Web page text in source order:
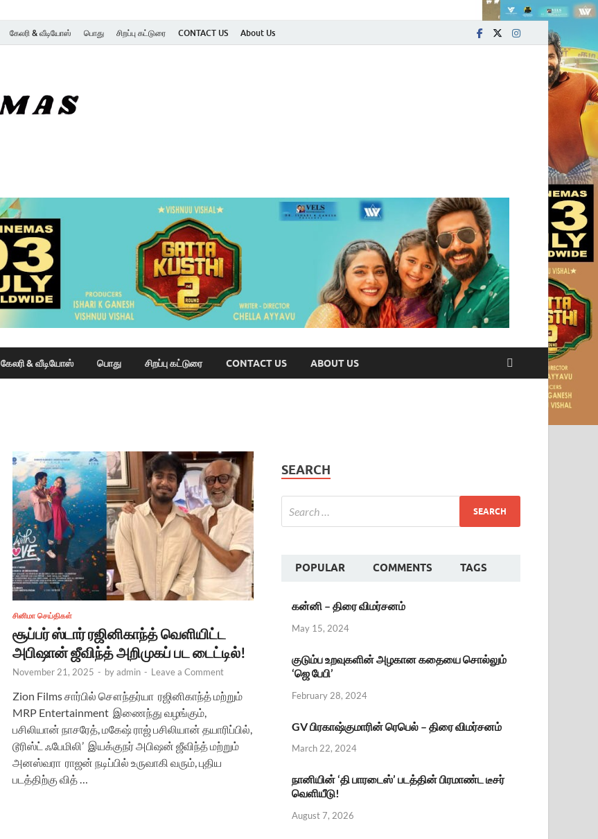
கேலரி & வீடியோஸ் பொது சிறப்பு கட்டுரை CONTACT US About Us
கேலரி & வீடியோஸ் பொது சிறப்பு கட்டுரை CONTACT US ABOUT US
சினிமா செய்திகள்
சூப்பர் ஸ்டார் ரஜினிகாந்த் வெளியிட்ட
அபிஷான் ஜீவிந்த் அறிமுகப் பட டைட்டில்!
November 21, 2025 - byadmin - Leave a Comment
Zion Films சார்பில் சௌந்தர்யா ரஜினிகாந்த் மற்றும்
MRP Entertainment இணைந்து வழங்கும்,
பசிலியான் நாசரேத், மகேஷ் ராஜ் பசிலியான் தயாரிப்பில்,
டூரிஸ்ட் ஃபேமிலி’ இயக்குநர் அபிஷன் ஜீவிந்த் மற்றும்
அனஸ்வரா ராஜன் நடிப்பில் உருவாகி வரும், புதிய
படத்திற்கு வித் …
SEARCH
POPULAR COMMENTS TAGS
கன்னி – திரை விமர்சனம்
May 15, 2024
குடும்ப உறவுகளின் அழகான கதையை சொல்லும்
‘ஜெ பேபி’
February 28, 2024
GV பிரகாஷ்குமாரின் ரெபெல் – திரை விமர்சனம்
March 22, 2024
நானியின் ‘தி பாரடைஸ்’ படத்தின் பிரமாண்ட டீசர்
வெளியீடு!
August 7, 2026